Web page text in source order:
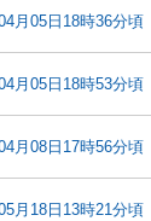
月05日18時36分頃
月05日18時53分頃
月08日17時56分頃
月18日13時21分頃